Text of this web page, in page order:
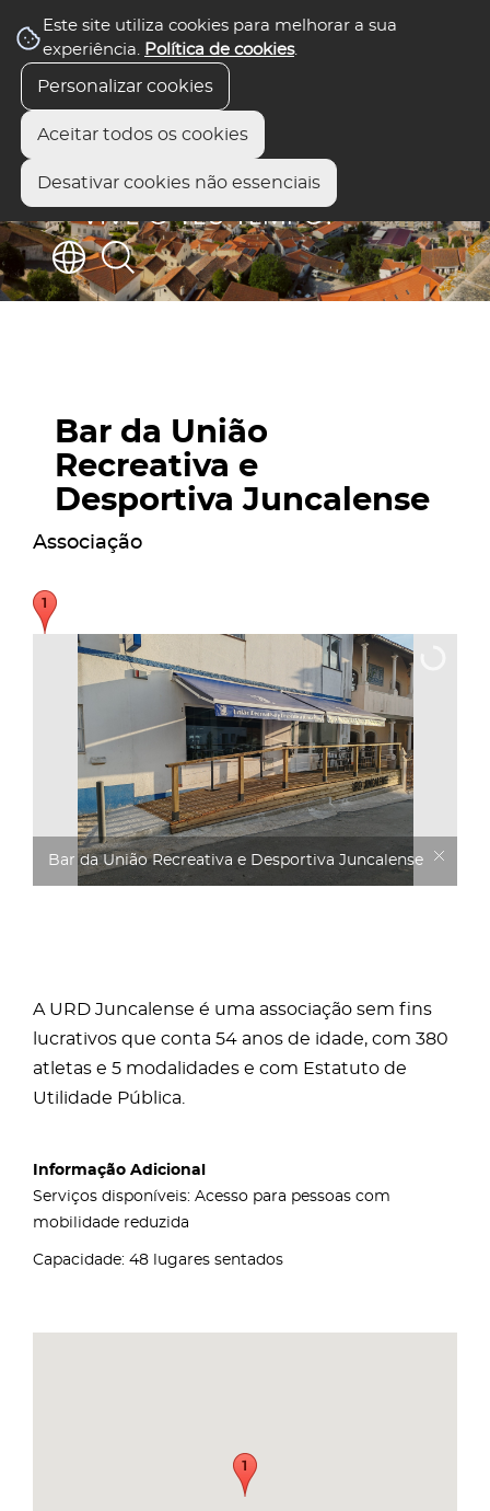
Este site utiliza cookies para melhorar a sua
experiência. Política de cookies.
Personalizar cookies
Aceitar todos os cookies
Desativar cookies não essenciais
Bar da União
Recreativa e
Desportiva Juncalense
Associação
Bar da União Recreativa e Desportiva Juncalense
A URD Juncalense é uma associação sem fins
lucrativos que conta 54 anos de idade, com 380
atletas e 5 modalidades e com Estatuto de
Utilidade Pública.
Informação Adicional
Serviços disponíveis: Acesso para pessoas com
mobilidade reduzida
Capacidade: 48 lugares sentados